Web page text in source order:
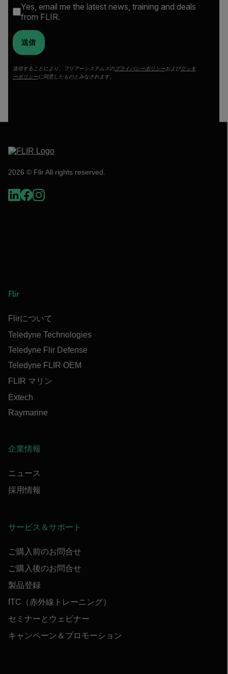
Yes, email me the latest news, training and deals
from FLIR.
送信
送信することにより、フリアーシステムズのプライバシーポリシーおよびクッキ
ーポリシーに同意したものとみなされます。
2026 © Flir All rights reserved.
Flir
Flirについて
Teledyne Technologies
Teledyne Flir Defense
Teledyne FLIR OEM
FLIR マリン
Extech
Raymarine
企業情報
ニュース
採用情報
サービス＆サポート
ご購入前のお問合せ
ご購入後のお問合せ
製品登録
ITC（赤外線トレーニング）
セミナーとウェビナー
キャンペーン＆プロモーション